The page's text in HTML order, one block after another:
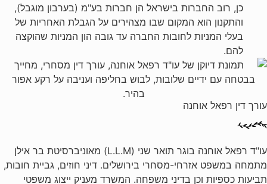
כן, רוב החברות בישראל הן חברות בע"מ (בערבון מוגבל),
והתקנון הוא המקום שבו מצהירים על הגבלת האחריות של
בעלי המניות לחובות החברה עד גובה הון המניות שהוקצה
להם.
עורך דין רפאל אוחנה
עו"ד רפאל אוחנה בוגר תואר שני (L.L.M) מאוניברסיטת בר אילן
מתמחה במשפט אזרחי-מסחרי בירושלים. דיני חוזים, גביית חובות,
תביעות כספיות וכן בדיני משפחה. המשרד מעניק ייצוג משפטי